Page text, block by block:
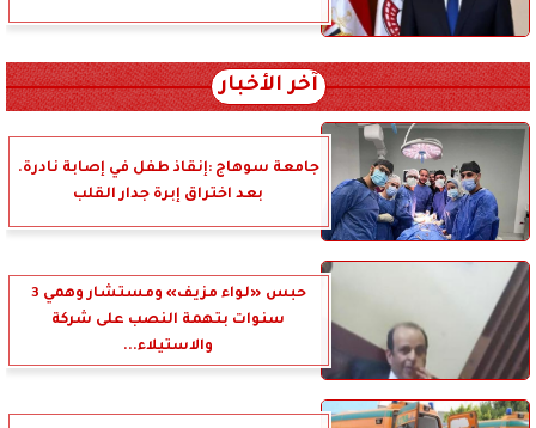
آخر الأخبار
جامعة سوهاج :إنقاذ طفل في إصابة نادرة.
بعد اختراق إبرة جدار القلب
حبس «لواء مزيف» ومستشار وهمي 3
سنوات بتهمة النصب على شركة
والاستيلاء...